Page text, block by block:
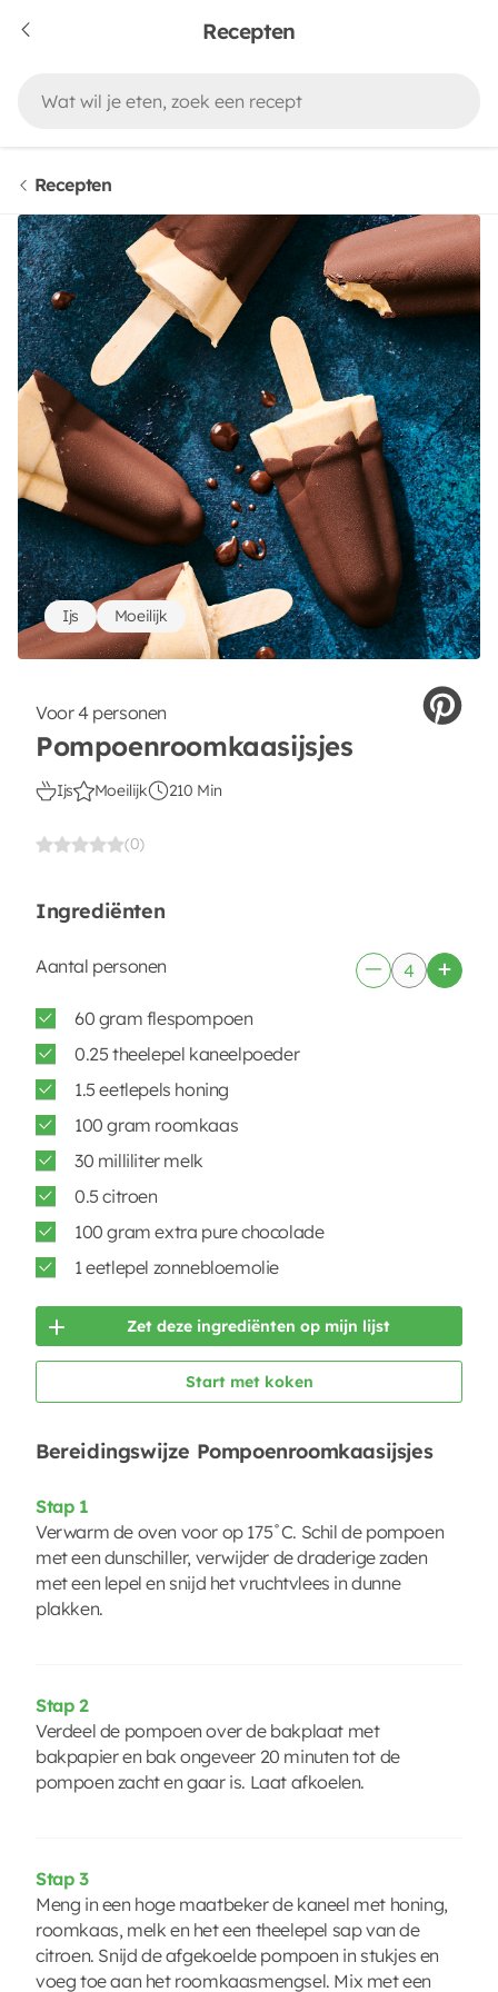
Recepten
Recepten
Voor 4 personen
Pompoenroomkaasijsjes
Ijs Moeilijk 210 Min
(0)
Ijs Moeilijk
Ingrediënten
Aantal personen
60 gram flespompoen
0.25 theelepel kaneelpoeder
1.5 eetlepels honing
100 gram roomkaas
30 milliliter melk
0.5 citroen
100 gram extra pure chocolade
1 eetlepel zonnebloemolie
Zet deze ingrediënten op mijn lijst
Start met koken
Bereidingswijze Pompoenroomkaasijsjes
Stap 1
Verwarm de oven voor op 175˚C. Schil de pompoen
met een dunschiller, verwijder de draderige zaden
met een lepel en snijd het vruchtvlees in dunne
plakken.
Stap 2
Verdeel de pompoen over de bakplaat met
bakpapier en bak ongeveer 20 minuten tot de
pompoen zacht en gaar is. Laat afkoelen.
Stap 3
Meng in een hoge maatbeker de kaneel met honing,
roomkaas, melk en het een theelepel sap van de
citroen. Snijd de afgekoelde pompoen in stukjes en
voeg toe aan het roomkaasmengsel. Mix met een